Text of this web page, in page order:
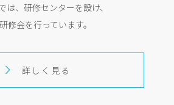
は、研修センターを設け、
修会を行っています。
詳しく見る